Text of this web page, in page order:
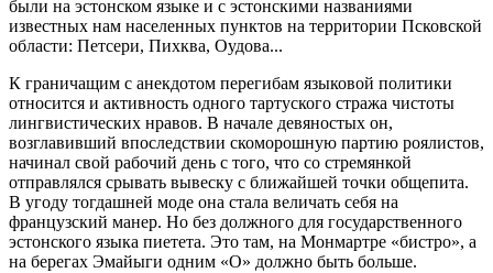
были на эстонском языке и с эстонскими названиями
известных нам населенных пунктов на территории Псковской
области: Петсери, Пихква, Оудова...
К граничащим с анекдотом перегибам языковой политики
относится и активность одного тартуского стража чистоты
лингвистических нравов. В начале девяностых он,
возглавивший впоследствии скоморошную партию роялистов,
начинал свой рабочий день с того, что со стремянкой
отправлялся срывать вывеску с ближайшей точки общепита.
В угоду тогдашней моде она стала величать себя на
французский манер. Но без должного для государственного
эстонского языка пиетета. Это там, на Монмартре «бистро», а
на берегах Эмайыги одним «О» должно быть больше.